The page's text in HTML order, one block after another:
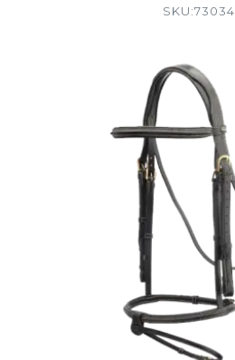
SKU:73034